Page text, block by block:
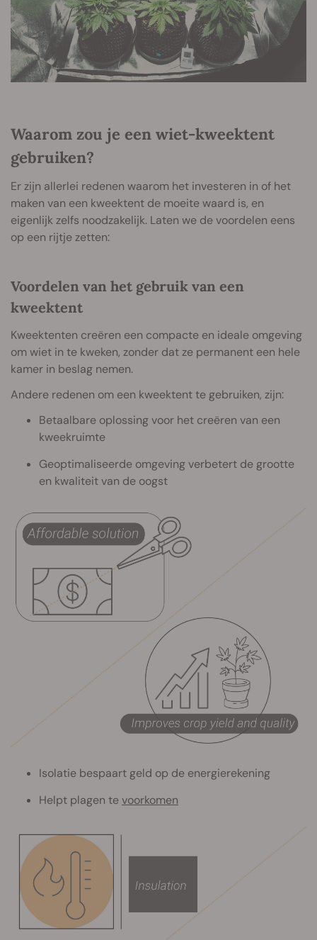
Waarom zou je een wiet-kweektent
gebruiken?
Er zijn allerlei redenen waarom het investeren in of het
maken van een kweektent de moeite waard is, en
eigenlijk zelfs noodzakelijk. Laten we de voordelen eens
op een rijtje zetten:
Voordelen van het gebruik van een
kweektent
Kweektenten creëren een compacte en ideale omgeving
om wiet in te kweken, zonder dat ze permanent een hele
kamer in beslag nemen.
Andere redenen om een kweektent te gebruiken, zijn:
Betaalbare oplossing voor het creëren van een
kweekruimte
Geoptimaliseerde omgeving verbetert de grootte
en kwaliteit van de oogst
Isolatie bespaart geld op de energierekening
Helpt plagen tevoorkomen